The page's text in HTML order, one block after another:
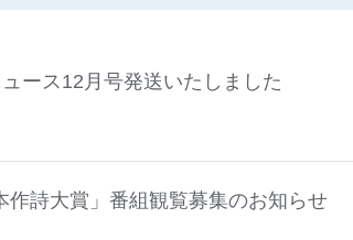
ース12月号発送いたしました
作詩大賞」番組観覧募集のお知らせ